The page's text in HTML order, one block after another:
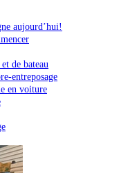
aujourd’hui!
de bateau
entreposage
en voiture